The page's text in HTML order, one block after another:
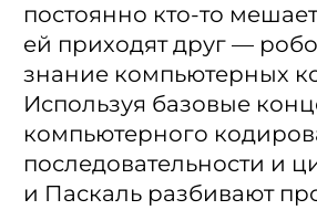
постоянно кто-то
ей приходят друг —
знание компьютерных
Используя базовые
компьютерного
последовательности и
и Паскаль разбивают